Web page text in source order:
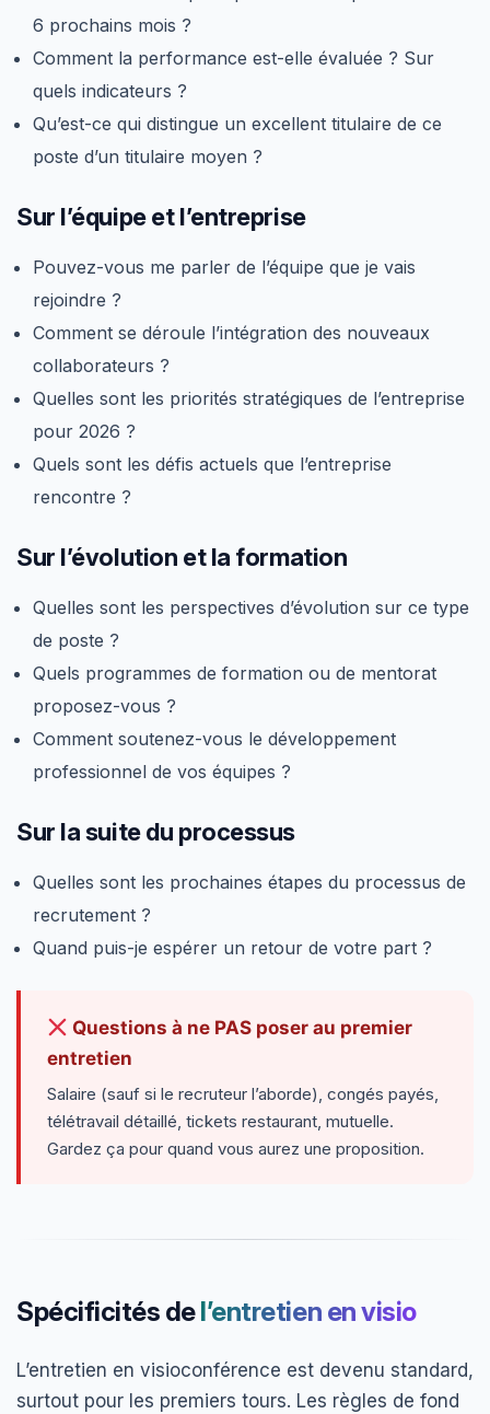
6 prochains mois ?
Comment la performance est-elle évaluée ? Sur
quels indicateurs ?
Qu’est-ce qui distingue un excellent titulaire de ce
poste d’un titulaire moyen ?
Sur l’équipe et l’entreprise
Pouvez-vous me parler de l’équipe que je vais
rejoindre ?
Comment se déroule l’intégration des nouveaux
collaborateurs ?
Quelles sont les priorités stratégiques de l’entreprise
pour 2026 ?
Quels sont les défis actuels que l’entreprise
rencontre ?
Sur l’évolution et la formation
Quelles sont les perspectives d’évolution sur ce type
de poste ?
Quels programmes de formation ou de mentorat
proposez-vous ?
Comment soutenez-vous le développement
professionnel de vos équipes ?
Sur la suite du processus
Quelles sont les prochaines étapes du processus de
recrutement ?
Quand puis-je espérer un retour de votre part ?
Questions à ne PAS poser au premier
entretien
Salaire (sauf si le recruteur l’aborde), congés payés,
télétravail détaillé, tickets restaurant, mutuelle.
Gardez ça pour quand vous aurez une proposition.
Spécificités del’entretien en visio
L’entretien en visioconférence est devenu standard,
surtout pour les premiers tours. Les règles de fond